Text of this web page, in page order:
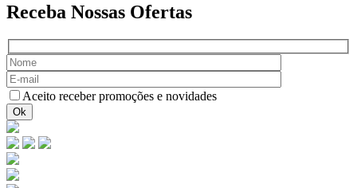
Receba Nossas Ofertas
Aceito receber promoções e novidades